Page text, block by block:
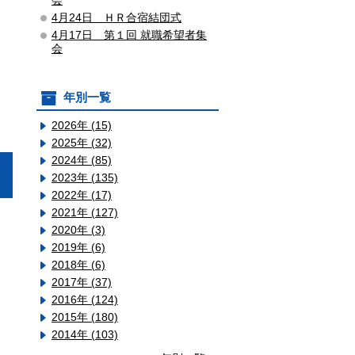
4月24日 ＨＲ合宿結団式
4月17日 第１回 就職希望者集
会
年別一覧
2026年 (15)
2025年 (32)
2024年 (85)
2023年 (135)
2022年 (17)
2021年 (127)
2020年 (3)
2019年 (6)
2018年 (6)
2017年 (37)
2016年 (124)
2015年 (180)
2014年 (103)